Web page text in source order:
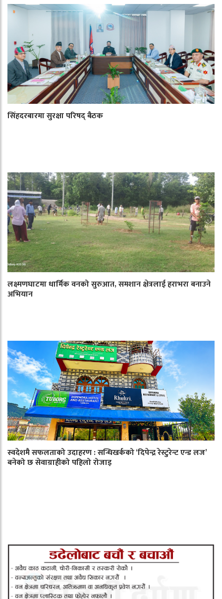
सिंहदरबारमा सुरक्षा परिषद् बैठक
लक्ष्मणघाटमा धार्मिक वनको सुरुआत, समशान क्षेत्रलाई हराभरा बनाउने
अभियान
स्वदेशमै सफलताको उदाहरण : सन्धिखर्कको ‘दिपेन्द्र रेस्टुरेन्ट एन्ड लज’
बनेको छ सेवाग्राहीको पहिलो रोजाइ